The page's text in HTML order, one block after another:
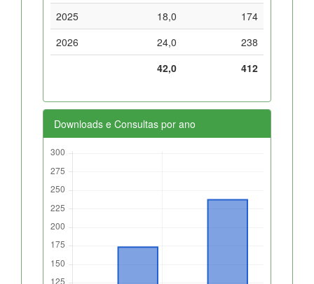
2025
18,0
174
2026
24,0
238
42,0
412
Downloads e Consultas por ano